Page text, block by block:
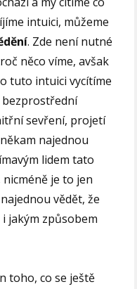
intuici, můžeme
. Zde není nutné
něco víme, avšak
tuto intuici vycítíme
bezprostřední
sevření, projetí
najednou
lidem tato
je to jen
vědět, že
jakým způsobem
toho, co se ještě